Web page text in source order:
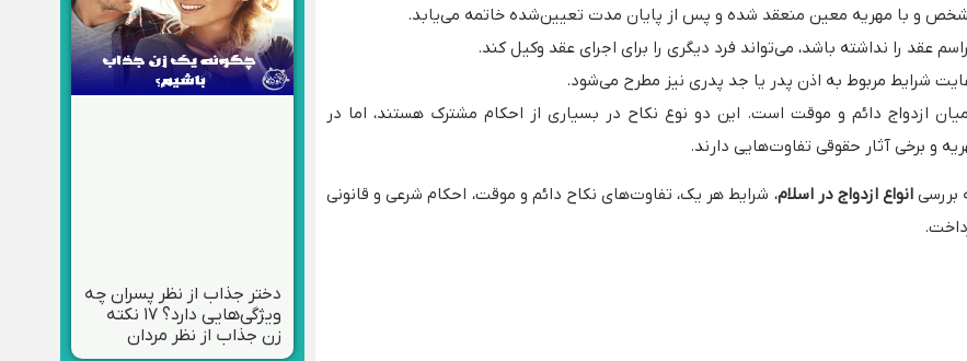
و با مهریه معین منعقد شده و پس از پایان مدت تعیین‌شده خاتمه می‌یابد.
عقد را نداشته باشد، می‌تواند فرد دیگری را برای اجرای عقد وکیل کند.
رعایت شرایط مربوط به اذن پدر یا جد پدری نیز مطرح می‌شود.
ازدواج دائم و موقت است. این دو نوع نکاح در بسیاری از احکام مشترک هستند، اما در
و برخی آثار حقوقی تفاوت‌هایی دارند.
بررسی انواع ازدواج در اسلام، شرایط هر یک، تفاوت‌های نکاح دائم و موقت، احکام شرعی و قانونی
دختر جذاب از نظر پسران چه
ویژگی‌هایی دارد؟ ۱۷ نکته
زن جذاب از نظر مردان